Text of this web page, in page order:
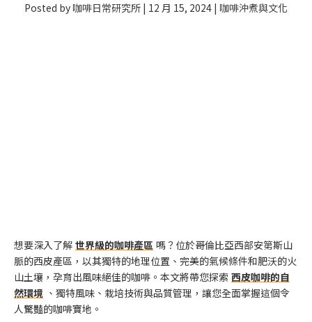
Posted by 咖啡日常研究所 | 12 月 15, 2024 | 咖啡沖煮與文化
想要深入了解 世界級的咖啡產區 嗎？位於哥倫比亞西部安第斯山
脈的西皮產區，以其獨特的地理位置、完美的氣候條件和肥沃的火
山土壤，孕育出風味絕佳的咖啡。本文將帶您探索 西皮咖啡的自
然環境 、獨特風味、栽培技術與品質管理，讓您全面掌握這個令
人驚豔的咖啡寶地。